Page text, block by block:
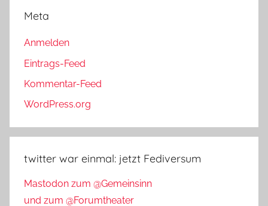
Meta
Anmelden
Eintrags-Feed
Kommentar-Feed
WordPress.org
twitter war einmal: jetzt Fediversum
Mastodon zum @Gemeinsinn
und zum @Forumtheater